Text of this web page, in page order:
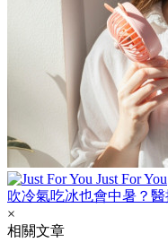
Just For You
吹冷氣吃冰也會中暑？
×
相關文章